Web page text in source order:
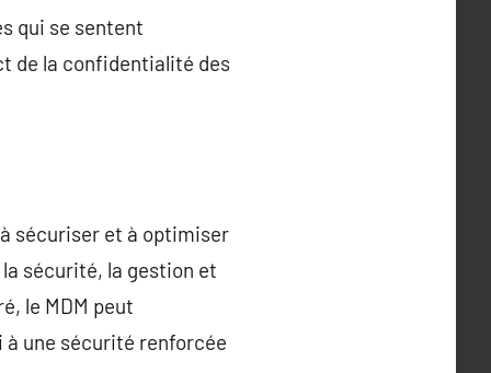
qui se sentent
de la confidentialité des
sécuriser et à optimiser
sécurité, la gestion et
le MDM peut
une sécurité renforcée